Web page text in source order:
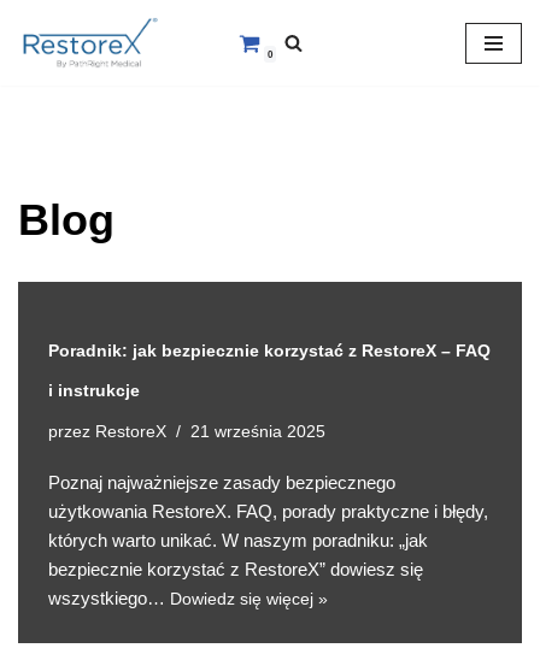
Przejdź
0
Blog
Poradnik: jak bezpiecznie korzystać z RestoreX – FAQ
i instrukcje
przez RestoreX 21 września 2025
Poznaj najważniejsze zasady bezpiecznego
użytkowania RestoreX. FAQ, porady praktyczne i błędy,
których warto unikać. W naszym poradniku: „jak
bezpiecznie korzystać z RestoreX” dowiesz się
wszystkiego… Dowiedz się więcej »